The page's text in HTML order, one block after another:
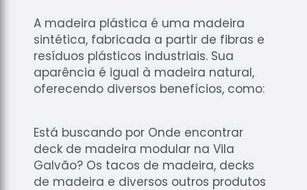
de Tacos
de
Madeiras
Raspagens
de Pisos
Madeiras
A madeira plástica é uma madeira
sintética, fabricada a partir de fibras e
resíduos plásticos industriais. Sua
aparência é igual à madeira natural,
oferecendo diversos benefícios, como:
Está buscando por Onde encontrar
deck de madeira modular na Vila
Galvão? Os tacos de madeira, decks
de madeira e diversos outros produtos